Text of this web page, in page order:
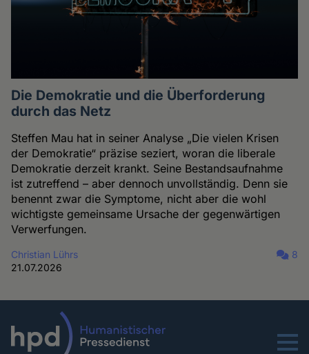
Die Demokratie und die Überforderung
durch das Netz
Steffen Mau hat in seiner Analyse „Die vielen Krisen
der Demokratie“ präzise seziert, woran die liberale
Demokratie derzeit krankt. Seine Bestandsaufnahme
ist zutreffend – aber dennoch unvollständig. Denn sie
benennt zwar die Symptome, nicht aber die wohl
wichtigste gemeinsame Ursache der gegenwärtigen
Verwerfungen.
Christian Lührs
21.07.2026
8
Menu